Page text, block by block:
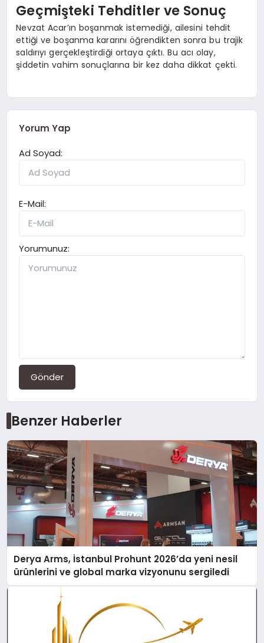
Geçmişteki Tehditler ve Sonuç
Nevzat Acar’ın boşanmak istemediği, ailesini tehdit
ettiği ve boşanma kararını öğrendikten sonra bu trajik
saldırıyı gerçekleştirdiği ortaya çıktı. Bu acı olay,
şiddetin vahim sonuçlarına bir kez daha dikkat çekti.
Yorum Yap
Ad Soyad:
E-Mail:
Yorumunuz:
Gönder
Benzer Haberler
Derya Arms, İstanbul Prohunt 2026’da yeni nesil
ürünlerini ve global marka vizyonunu sergiledi